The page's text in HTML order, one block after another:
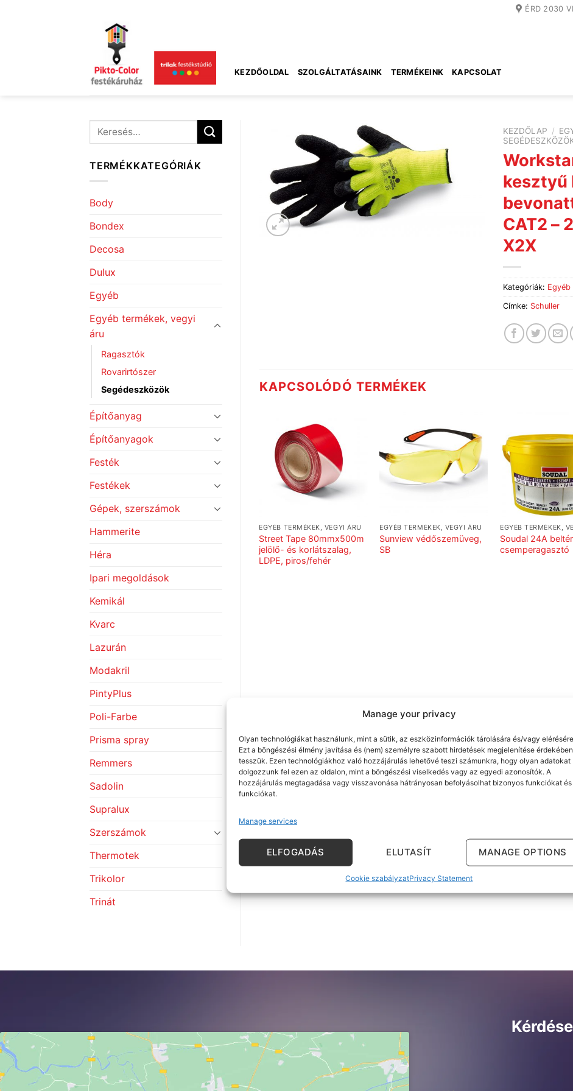
Manage your privacy
Olyan technológiákat használunk, mint a sütik, az eszközinformációk tárolására és/vagy
Ezt a böngészési élmény javítása és (nem) személyre szabott hirdetések megjelenítése érdekében
tesszük. Ezen technológiákhoz való hozzájárulás lehetővé teszi számunkra, hogy olyan adatokat
dolgozzunk fel ezen az oldalon, mint a böngészési viselkedés vagy az egyedi azonosítók. A
hozzájárulás megtagadása vagy visszavonása hátrányosan befolyásolhat bizonyos funkciókat és
funkciókat.
Manage services
ELFOGADÁS ELUTASÍT MANAGE OPTIONS
Cookie szabályzatPrivacy Statement
ÉRD 2030
KEZDŐOLDAL SZOLGÁLTATÁSAINK TERMÉKEINK KAPCSOLAT
Keresés
TERMÉKKATEGÓRIÁK
Body
Bondex
Decosa
Dulux
Egyéb
Egyéb termékek, vegyi
áru
Ragasztók
Rovarirtószer
Segédeszközök
Építőanyag
Építőanyagok
Festék
Festékek
Gépek, szerszámok
Hammerite
Héra
Ipari megoldások
Kemikál
Kvarc
Lazurán
Modakril
PintyPlus
Poli-Farbe
Prisma spray
Remmers
Sadolin
Supralux
Szerszámok
Thermotek
Trikolor
Trinát
KEZDŐLAP /
kesztyű
CAT2 –
X2X
Kategóriák:
Címke: Schuller
KAPCSOLÓDÓ TERMÉKEK
EGYÉB TERMÉKEK, VEGYI ÁRU
Street Tape 80mmx500m
jelölő- és korlátszalag,
LDPE, piros/fehér
EGYÉB TERMÉKEK, VEGYI ÁRU
Sunview védőszemüveg,
SB
EGYÉB TERMÉKEK,
Soudal 24A
csemperagasztó
EGYÉB TERMÉKEK, VEGYI ÁRU
Workstar Race M/8″
kesztyű, sima kecskebőr,
tépőzáras csuklórész,
2 Aero FFP2 pormaszk,